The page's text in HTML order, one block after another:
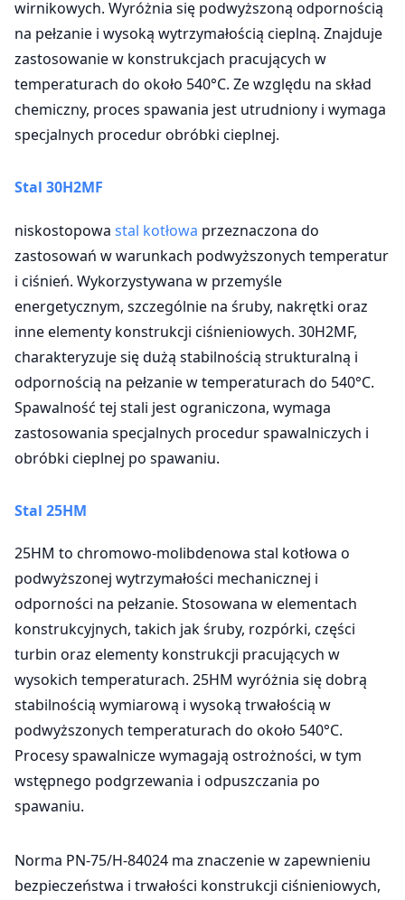
wirnikowych. Wyróżnia się podwyższoną odpornością
na pełzanie i wysoką wytrzymałością cieplną. Znajduje
zastosowanie w konstrukcjach pracujących w
temperaturach do około 540°C. Ze względu na skład
chemiczny, proces spawania jest utrudniony i wymaga
specjalnych procedur obróbki cieplnej.
Stal 30H2MF
niskostopowa stal kotłowa przeznaczona do
zastosowań w warunkach podwyższonych temperatur
i ciśnień. Wykorzystywana w przemyśle
energetycznym, szczególnie na śruby, nakrętki oraz
inne elementy konstrukcji ciśnieniowych. 30H2MF,
charakteryzuje się dużą stabilnością strukturalną i
odpornością na pełzanie w temperaturach do 540°C.
Spawalność tej stali jest ograniczona, wymaga
zastosowania specjalnych procedur spawalniczych i
obróbki cieplnej po spawaniu.
Stal 25HM
25HM to chromowo-molibdenowa stal kotłowa o
podwyższonej wytrzymałości mechanicznej i
odporności na pełzanie. Stosowana w elementach
konstrukcyjnych, takich jak śruby, rozpórki, części
turbin oraz elementy konstrukcji pracujących w
wysokich temperaturach. 25HM wyróżnia się dobrą
stabilnością wymiarową i wysoką trwałością w
podwyższonych temperaturach do około 540°C.
Procesy spawalnicze wymagają ostrożności, w tym
wstępnego podgrzewania i odpuszczania po
spawaniu.
Norma PN-75/H-84024 ma znaczenie w zapewnieniu
bezpieczeństwa i trwałości konstrukcji ciśnieniowych,